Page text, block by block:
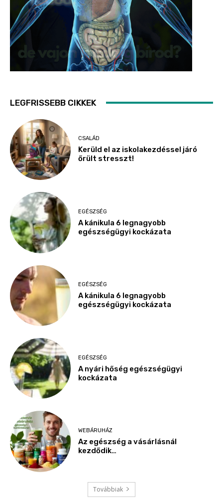
LEGFRISSEBB CIKKEK
CSALÁD
Kerüld el az iskolakezdéssel járó
őrült stresszt!
EGÉSZSÉG
A kánikula 6 legnagyobb
egészségügyi kockázata
EGÉSZSÉG
A kánikula 6 legnagyobb
egészségügyi kockázata
EGÉSZSÉG
A nyári hőség egészségügyi
kockázata
WEBÁRUHÁZ
Az egészség a vásárlásnál
kezdődik…
Továbbiak